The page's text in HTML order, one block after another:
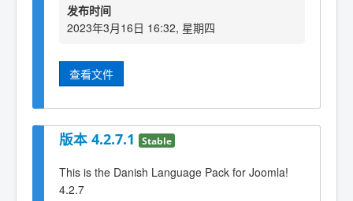
发布时间
2023年3月16日 16:32, 星期四
查看文件
版本 4.2.7.1 Stable
This is the Danish Language Pack for Joomla!
4.2.7